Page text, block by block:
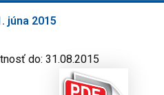
júna 2015
do: 31.08.2015